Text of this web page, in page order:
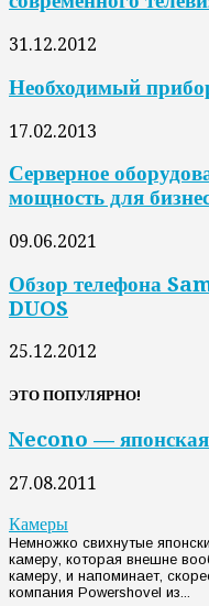
31.12.2012
Необходимый
17.02.2013
Серверное
мощность для
09.06.2021
Обзор телефона
DUOS
25.12.2012
ЭТО ПОПУЛЯРНО!
Necono —
27.08.2011
Камеры
Немножко свихнутые
камеру, которая внешне
камеру, и напоминает,
компания Powershovel из...